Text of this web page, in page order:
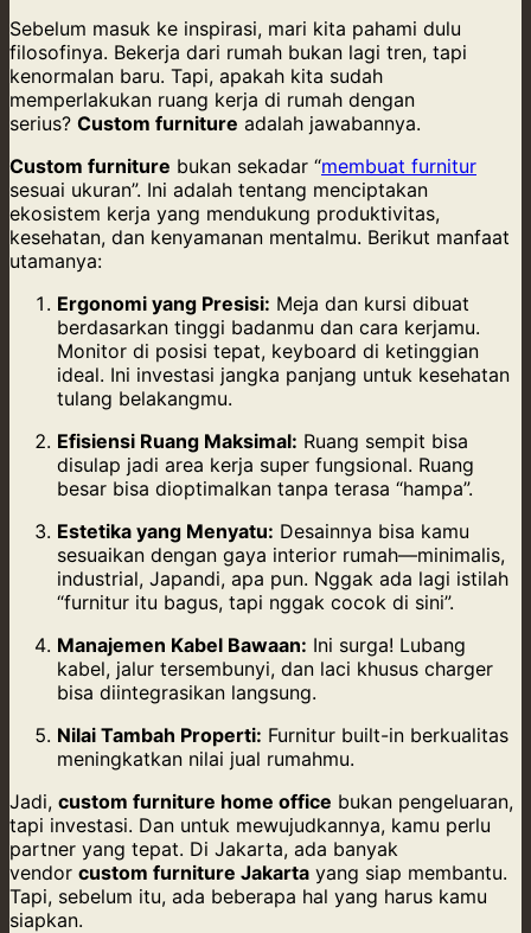
Sebelum masuk ke inspirasi, mari kita pahami dulu
filosofinya. Bekerja dari rumah bukan lagi tren, tapi
kenormalan baru. Tapi, apakah kita sudah
memperlakukan ruang kerja di rumah dengan
serius? Custom furniture adalah jawabannya.
Custom furniture bukan sekadar “membuat furnitur
sesuai ukuran”. Ini adalah tentang menciptakan
ekosistem kerja yang mendukung produktivitas,
kesehatan, dan kenyamanan mentalmu. Berikut manfaat
utamanya:
Ergonomi yang Presisi: Meja dan kursi dibuat
berdasarkan tinggi badanmu dan cara kerjamu.
Monitor di posisi tepat, keyboard di ketinggian
ideal. Ini investasi jangka panjang untuk kesehatan
tulang belakangmu.
Efisiensi Ruang Maksimal: Ruang sempit bisa
disulap jadi area kerja super fungsional. Ruang
besar bisa dioptimalkan tanpa terasa “hampa”.
Estetika yang Menyatu: Desainnya bisa kamu
sesuaikan dengan gaya interior rumah—minimalis,
industrial, Japandi, apa pun. Nggak ada lagi istilah
“furnitur itu bagus, tapi nggak cocok di sini”.
Manajemen Kabel Bawaan: Ini surga! Lubang
kabel, jalur tersembunyi, dan laci khusus charger
bisa diintegrasikan langsung.
Nilai Tambah Properti: Furnitur built-in berkualitas
meningkatkan nilai jual rumahmu.
Jadi, custom furniture home office bukan pengeluaran,
tapi investasi. Dan untuk mewujudkannya, kamu perlu
partner yang tepat. Di Jakarta, ada banyak
vendor custom furniture Jakarta yang siap membantu.
Tapi, sebelum itu, ada beberapa hal yang harus kamu
siapkan.